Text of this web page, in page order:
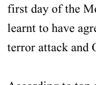
first day of the
learnt to have
terror attack and